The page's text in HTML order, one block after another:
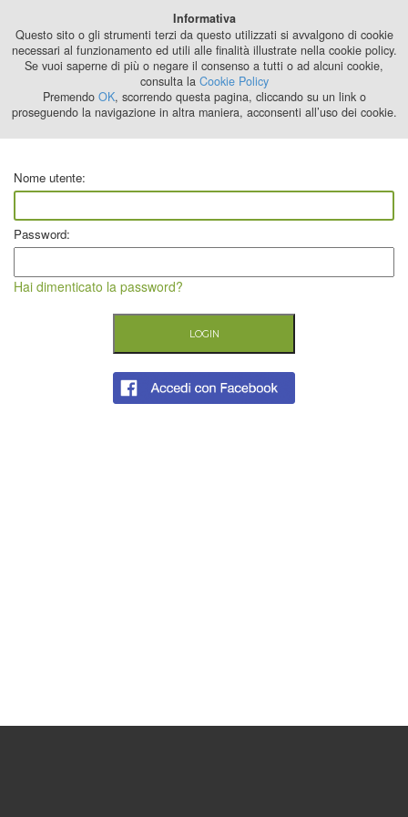
2024
Nome utente:
Password:
Hai dimenticato la password?
Informativa
Questo sito o gli strumenti terzi da questo utilizzati si avvalgono di cookie
necessari al funzionamento ed utili alle finalità illustrate nella cookie policy.
Se vuoi saperne di più o negare il consenso a tutti o ad alcuni cookie,
consulta la Cookie Policy
Premendo OK, scorrendo questa pagina, cliccando su un link o
proseguendo la navigazione in altra maniera, acconsenti all’uso dei cookie.